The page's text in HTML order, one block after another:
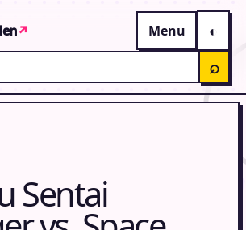
↗
Menu
⌕
Sentai